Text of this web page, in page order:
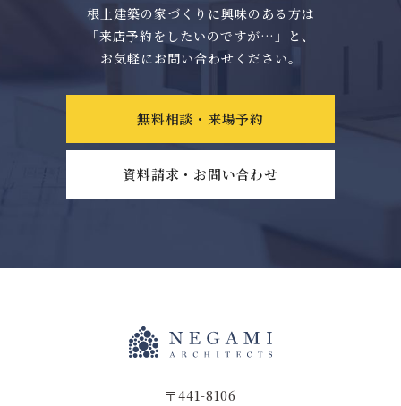
根上建築の家づくりに興味のある方は
「来店予約をしたいのですが…」と、
お気軽にお問い合わせください。
無料相談・来場予約
資料請求・お問い合わせ
〒441-8106